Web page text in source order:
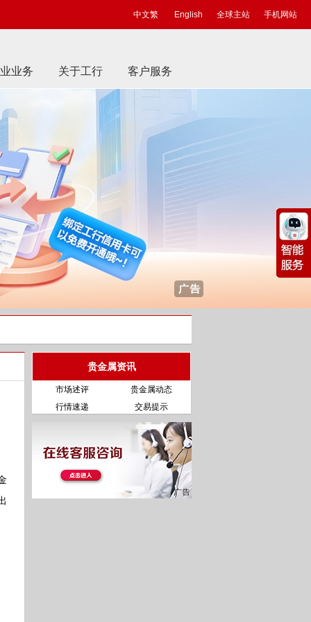
中文繁 English 全球主站 手机网站
业务 关于工行 客户服务
贵金属资讯
市场述评
贵金属动态
行情速递
交易提示